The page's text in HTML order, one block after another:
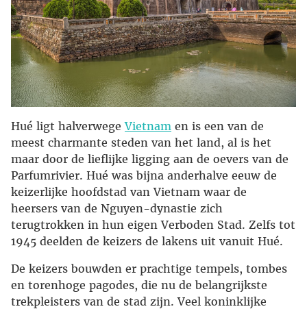
Hué ligt halverwegeVietnam en is een van de
meest charmante steden van het land, al is het
maar door de lieflijke ligging aan de oevers van de
Parfumrivier. Hué was bijna anderhalve eeuw de
keizerlijke hoofdstad van Vietnam waar de
heersers van de Nguyen-dynastie zich
terugtrokken in hun eigen Verboden Stad. Zelfs tot
1945 deelden de keizers de lakens uit vanuit Hué.
De keizers bouwden er prachtige tempels, tombes
en torenhoge pagodes, die nu de belangrijkste
trekpleisters van de stad zijn. Veel koninklijke